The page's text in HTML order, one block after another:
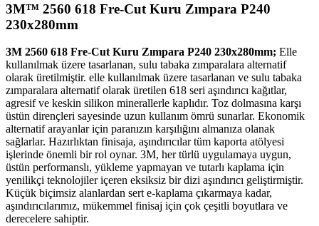
3M™ 2560 618 Fre-Cut Kuru Zımpara P240
230x280mm
3M 2560 618 Fre-Cut Kuru Zımpara P240 230x280mm; Elle
kullanılmak üzere tasarlanan, sulu tabaka zımparalara alternatif
olarak üretilmiştir. elle kullanılmak üzere tasarlanan ve sulu tabaka
zımparalara alternatif olarak üretilen 618 seri aşındırıcı kağıtlar,
agresif ve keskin silikon minerallerle kaplıdır. Toz dolmasına karşı
üstün dirençleri sayesinde uzun kullanım ömrü sunarlar. Ekonomik
alternatif arayanlar için paranızın karşılığını almanıza olanak
sağlarlar. Hazırlıktan finisaja, aşındırıcılar tüm kaporta atölyesi
işlerinde önemli bir rol oynar. 3M, her türlü uygulamaya uygun,
üstün performanslı, yükleme yapmayan ve tutarlı kaplama için
yenilikçi teknolojiler içeren eksiksiz bir dizi aşındırıcı geliştirmiştir.
Küçük biçimsiz alanlardan sert e-kaplama çıkarmaya kadar,
aşındırıcılarımız, mükemmel finisaj için çok çeşitli boyutlara ve
derecelere sahiptir.